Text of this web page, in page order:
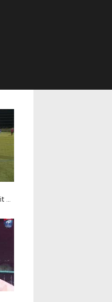
Coupe de France : le FC Essartais, Petit Poucet du 8e tour